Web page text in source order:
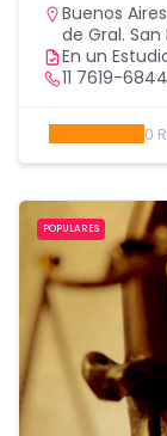
Buenos
de Gral.
En un
11 7619-6844
0
POPULARES